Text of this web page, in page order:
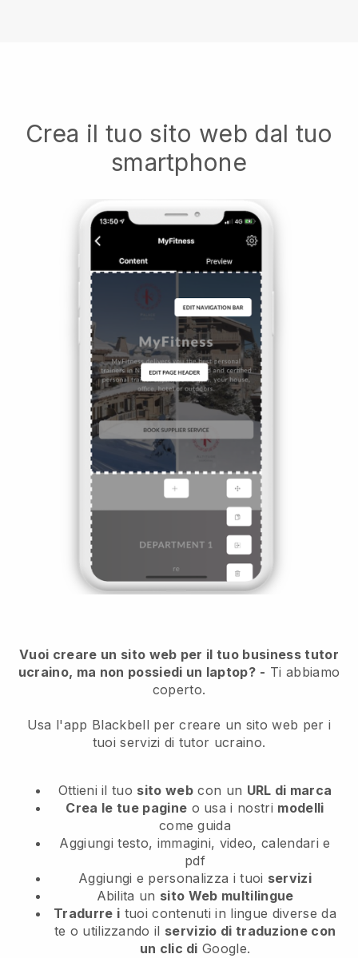
Crea il tuo sito web dal tuo
smartphone
Vuoi creare un sito web per il tuo business tutor
ucraino, ma non possiedi un laptop? - Ti abbiamo
coperto.
Usa l'app Blackbell per creare un sito web per i
tuoi servizi di tutor ucraino.
Ottieni il tuo sito webcon un URL di marca
Crea le tue pagine o usa i nostri modelli
come guida
Aggiungi testo, immagini, video, calendari e
pdf
Aggiungi e personalizza i tuoi servizi
Abilita un sito Web multilingue
Tradurre i tuoi contenuti in lingue diverse da
te o utilizzando il servizio di traduzione con
un clic di Google.